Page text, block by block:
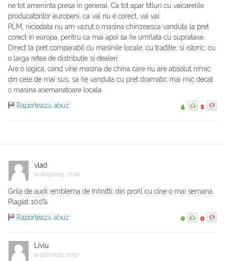
ne tot ameninta presa in general. Ca tot apar titluri cu vaicarelile
producatorilor europeni, ca vai nu e corect, vai vai.
PLM, niciodata nu am vazut o masina chinzeasca vanduta la pret
corect in europa, pentru ca mai apoi sa fie umflata cu suprataxe.
Direct la pret comparabil cu masinile locale, cu traditie, si istoric, cu
o larga retea de distributie si dealeri.
Are o logica, cand vine masina de china care nu are absolut nimic
din cele de mai sus, sa fie vanduta cu pret dramatic mai mic decat
o masina asemanatoare locala.
Raportează abuz
4 1
vlad
la 20.03.2025, 17:08
Grila de audi; emblema de Infinitti; din profil cu cine o mai semana.
Plagiat 100%.
Raportează abuz
0 0
Liviu
la 13.07.2025, 22:57